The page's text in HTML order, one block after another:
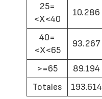
25=
<X<40
10.286
40=
<X<65
93.267
>=65 89.194
Totales
193.614